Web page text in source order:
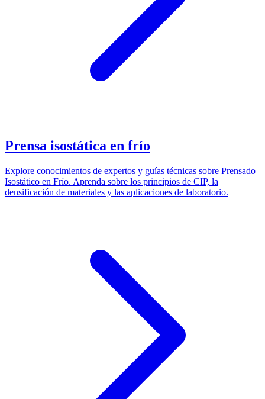
Prensa isostática en frío
Explore conocimientos de expertos y guías técnicas sobre Prensado
Isostático en Frío. Aprenda sobre los principios de CIP, la
densificación de materiales y las aplicaciones de laboratorio.